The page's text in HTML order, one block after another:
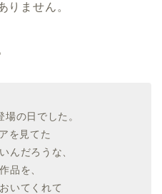
りません。
の日でした。
を見てた
んだろうな、
品を、
いてくれて